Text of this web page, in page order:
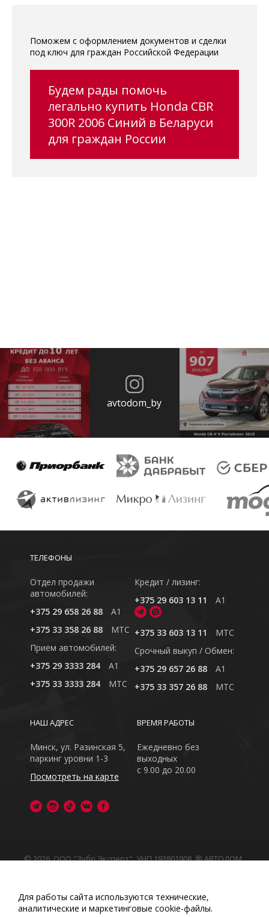
Поможем с оформлением документов и сделки
под ключ для граждан Российской Федерации
Будем рады помочь
легально купить Honda CBR
300R 2006 Синий в Беларуси
для граждан России
avtodom_by
ТЕЛЕФОНЫ
Отдел продажи
автомобилей:
+375 29 658 26 88
A1
+375 33 358 26 88
MTC
Приём автомобилей:
+375 29 3333 284
A1
+375 33 3333 284
MTC
Кредит / лизинг:
+375 29 603 13 11
A1
+375 33 603 13 11
MTC
Cрочный выкуп / Обмен:
+375 29 657 26 88
A1
+375 33 357 26 88
MTC
ВРЕМЯ РАБОТЫ
Ежедневно без
выходных
с 9.00 до 20.00
НАШ АДРЕС
Минск, ул. Разинская 5,
паркинг уровни 1-3
Посмотреть на карте
© 2026, ООО "Зубр Эксперт", УНП 193801908. ® АВТОДОМ
Обращаем Ваше внимание на то, что данный интернет-
сайт носит исключительно информационный характер
Любое использование либо копирование материалов
Для работы сайта используются технические,
аналитические и маркетинговые сооkіе-файлы.